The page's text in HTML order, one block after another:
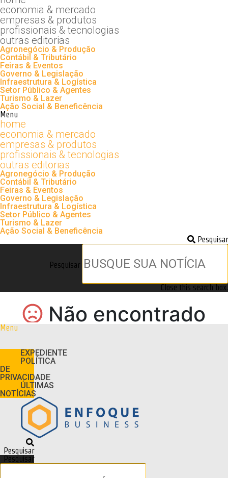
economia & mercado
empresas & produtos
profissionais & tecnologias
outras editorias
Agronegócio & Produção
Contábil & Tributário
Feiras & Eventos
Governo & Legislação
Infraestrutura & Logística
Setor Público & Agentes
Turismo & Lazer
Ação Social & Beneficência
Menu
home
economia & mercado
empresas & produtos
profissionais & tecnologias
outras editorias
Agronegócio & Produção
Contábil & Tributário
Feiras & Eventos
Governo & Legislação
Infraestrutura & Logística
Setor Público & Agentes
Turismo & Lazer
Ação Social & Beneficência
Pesquisar
Pesquisar
Close this search box.
Menu
EXPEDIENTE
POLÍTICA
DE
PRIVACIDADE
ÚLTIMAS
NOTÍCIAS
Pesquisar
Pesquisar